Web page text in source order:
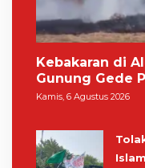
Kebakaran di
Gunung Gede
Warga Masih
Kamis, 6 Agustus 2026